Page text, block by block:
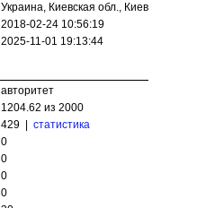
Украина, Киевская обл., Киев
2018-02-24 10:56:19
2025-11-01 19:13:44
авторитет
1204.62 из 2000
429 | статистика
0
0
0
0